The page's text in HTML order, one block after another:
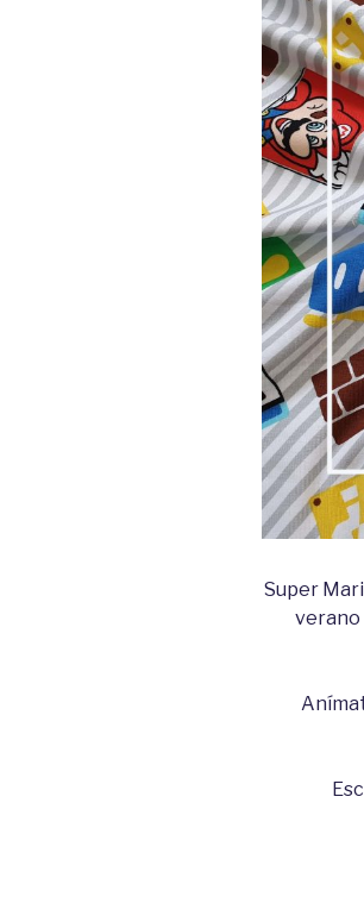
Super
verano